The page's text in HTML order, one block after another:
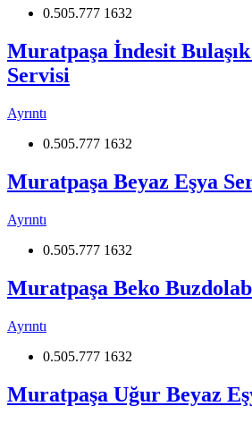
0.505.777 1632
Muratpaşa İndesit
Servisi
Ayrıntı
0.505.777 1632
Muratpaşa Beyaz Eşya
Ayrıntı
0.505.777 1632
Muratpaşa Beko
Ayrıntı
0.505.777 1632
Muratpaşa Uğur Beyaz